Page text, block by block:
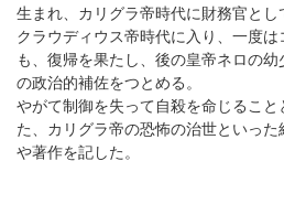
生まれ、カリグラ帝時代に財務官とし
クラウディウス帝時代に入り、一度
も、復帰を果たし、後の皇帝ネロの
の政治的補佐をつとめる。
やがて制御を失って自殺を命じること
た、カリグラ帝の恐怖の治世といっ
や著作を記した。